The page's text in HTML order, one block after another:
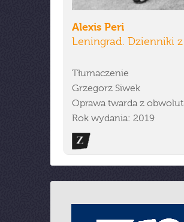
Alexis Peri
Leningrad. Dzienniki
Tłumaczenie
Grzegorz Siwek
Oprawa twarda z
Rok wydania: 2019